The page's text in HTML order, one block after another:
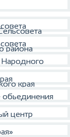
района
края
обьединения
центр